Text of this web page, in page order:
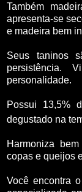
Também
apresenta-se
e madeira bem
Seus taninos
persistência.
personalidade.
Possui 13,5%
degustado na
Harmoniza
copas e queijos
Você encontra